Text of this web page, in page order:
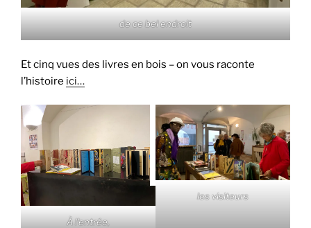
de ce bel endroit
Et cinq vues des livres en bois – on vous raconte
l’histoire ici…
À l’entrée,
les visiteurs